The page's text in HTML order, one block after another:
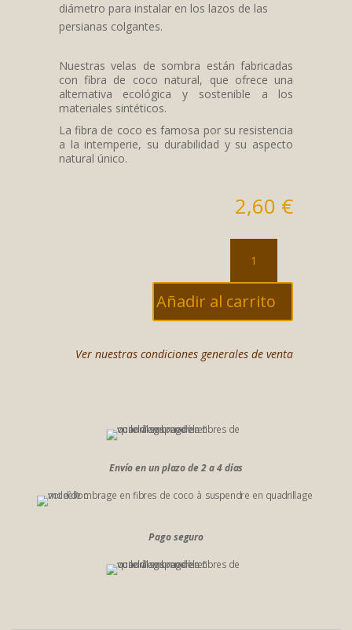
diámetro para instalar en los lazos de las
persianas colgantes.
Nuestras velas de sombra están fabricadas
con fibra de coco natural, que ofrece una
alternativa ecológica y sostenible a los
materiales sintéticos.
La fibra de coco es famosa por su resistencia
a la intemperie, su durabilidad y su aspecto
natural único.
2,60 €
Punto
anclaje:
Guarda
cabos
cantidad
Añadir al carrito
Ver nuestras condiciones generales de venta
Envío en un plazo de 2 a 4 días
Pago seguro